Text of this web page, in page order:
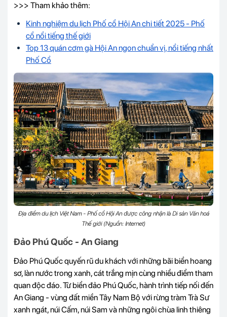
>>> Tham khảo thêm:
Kinh nghiệm du lịch Phố cổ Hội An chi tiết 2025 - Phố
cổ nổi tiếng thế giới
Top 13 quán cơm gà Hội An ngon chuẩn vị, nổi tiếng nhất
Phố Cổ
Địa điểm du lịch Việt Nam - Phố cổ Hội An được công nhận là Di sản Văn hoá
Thế giới (Nguồn: Internet)
Đảo Phú Quốc - An Giang
Đảo Phú Quốc quyến rũ du khách với những bãi biển hoang
sơ, làn nước trong xanh, cát trắng mịn cùng nhiều điểm tham
quan độc đáo. Từ biển đảo Phú Quốc, hành trình tiếp nối đến
An Giang - vùng đất miền Tây Nam Bộ với rừng tràm Trà Sư
xanh ngát, núi Cấm, núi Sam và những ngôi chùa linh thiêng